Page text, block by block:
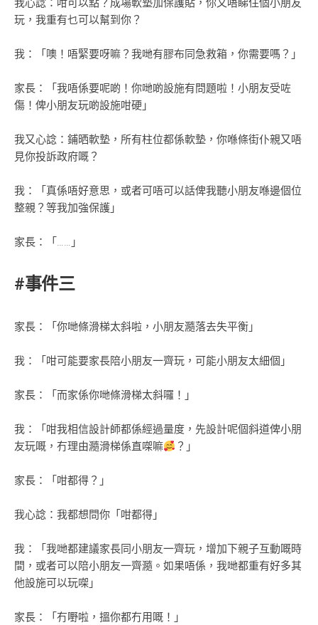
我心諗：咁可以點？成場軟墊加保護貼，你又唔睇住個小朋友
玩，我重有乜可以幫到你？
我：「噢！唔緊要呀嘛？我哋有膠布同急救箱，你需要嗎？」
家長：「我唔係要呢啲！你哋啲設施有問題啦！小朋友受咗
傷！俾小朋友玩啲設施咁硬」
我又心諗：鋪晒軟墊，所有柱位都係軟墊，你喺條街仆親又唔
見你投訴政府嘅？
我：「真係唔好意思，或者可唔可以話俾我聽小朋友喺邊個位
整親？等我加強保護」
家長：「……」
#事件三
家長：「你哋條滑梯太斜啦，小朋友瀡落去失平衡」
我：「咁可能要家長陪小朋友一齊玩，可能小朋友太細個」
家長：「而家係你哋條滑梯太斜囉！」
我：「咁我相信設計師都係經過量度，先設計呢個斜道俾小朋
友玩嘅，冇理由瀡滑梯係直㗎嘛
？」
家長：「咁都得？」
我心諗：我都想問你「咁都得」
我：「我哋都建議家長同小朋友一齊玩，增加下親子互動嘅時
間，或者可以陪小朋友一齊瀡。如果唔係，我哋都重有好多其
他設施可以玩㗎」
家長：「冇嘢啦，搵你都冇用嘅！」